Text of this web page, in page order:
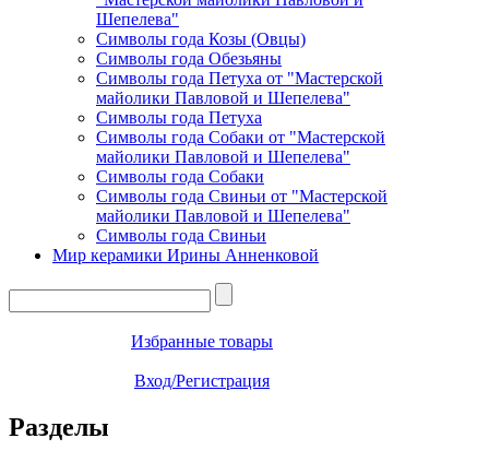
Шепелева"
Символы года Козы (Овцы)
Символы года Обезьяны
Символы года Петуха от "Мастерской
майолики Павловой и Шепелева"
Символы года Петуха
Символы года Собаки от "Мастерской
майолики Павловой и Шепелева"
Символы года Собаки
Символы года Свиньи от "Мастерской
майолики Павловой и Шепелева"
Символы года Свиньи
Мир керамики Ирины Анненковой
Избранные товары
Вход/Регистрация
Разделы